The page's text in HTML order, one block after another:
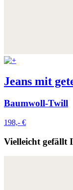
Jeans mit
Baumwoll-Twill
198,- €
Vielleicht gefällt